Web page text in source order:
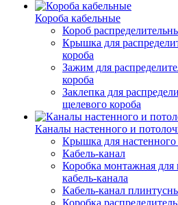
Короба кабельные
Короб
Крышка для
короба
Зажим для
короба
Заклепка для
щелевого короба
Каналы настенного и
Крышка для настенного
Кабель-канал
Коробка монтажная для
кабель-канала
Кабель-канал
Коробка